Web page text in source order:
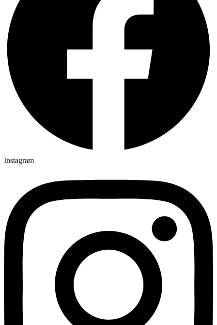
Instagram